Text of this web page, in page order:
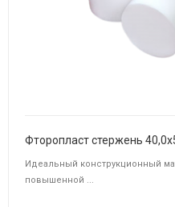
Фторопласт стержень
Идеальный конструкционный
повышенной ...